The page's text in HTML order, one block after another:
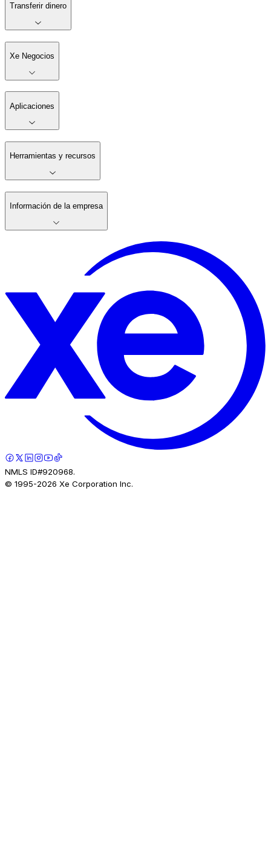
Transferir dinero
Xe Negocios
Aplicaciones
Herramientas y recursos
Información de la empresa
NMLS ID#920968.
© 1995-2026 Xe Corporation Inc.